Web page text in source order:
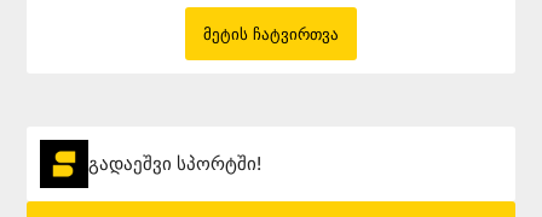
Მეტის Ჩატვირთვა
გადაეშვი სპორტში!